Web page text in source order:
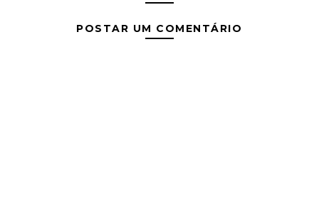
POSTAR UM COMENTÁRIO